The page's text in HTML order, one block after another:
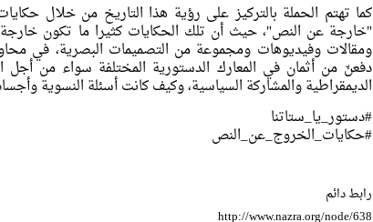
كما تهتم الحملة بالتركيز على رؤية هذا التاريخ من خلال
"خارجة عن النص"، حيث أن تلك الحكايات كثيرا ما تكون
ومقالات وفيديوهات ومجموعة من التصميمات البصرية، في
دفعنّ من أثمان في المعارك الدستورية المختلفة سواء من أجل
الديمقراطية والمشاركة السياسية، وكيف كانت أسئلة النسوية
#دستور_يا_ستاتنا
#حكايات_الخروج_عن_النص
رابط دائم
http://www.nazra.org/node/638